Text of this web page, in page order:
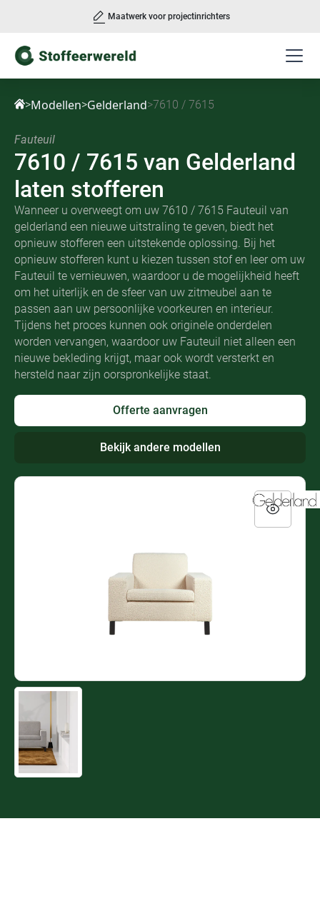
Maatwerk voor projectinrichters
>Modellen>Gelderland>7610 / 7615
Fauteuil
7610 / 7615 van Gelderland
laten stofferen
Wanneer u overweegt om uw 7610 / 7615 Fauteuil van
gelderland een nieuwe uitstraling te geven, biedt het
opnieuw stofferen een uitstekende oplossing. Bij het
opnieuw stofferen kunt u kiezen tussen stof en leer om uw
Fauteuil te vernieuwen, waardoor u de mogelijkheid heeft
om het uiterlijk en de sfeer van uw zitmeubel aan te
passen aan uw persoonlijke voorkeuren en interieur.
Tijdens het proces kunnen ook originele onderdelen
worden vervangen, waardoor uw Fauteuil niet alleen een
nieuwe bekleding krijgt, maar ook wordt versterkt en
hersteld naar zijn oorspronkelijke staat.
Offerte aanvragen
Bekijk andere modellen